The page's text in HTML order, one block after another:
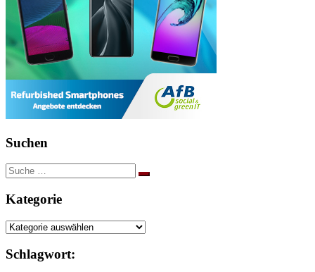
Suchen
Suche
nach:
Kategorie
Kategorie
Schlagwort: